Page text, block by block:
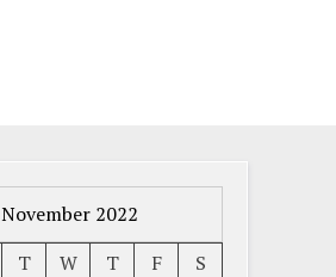
November 2022
T W T F
S